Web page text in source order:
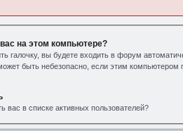
на этом компьютере?
галочку, вы будете входить в форум
быть небезопасно, если этим компьютером
вас в списке активных пользователей?